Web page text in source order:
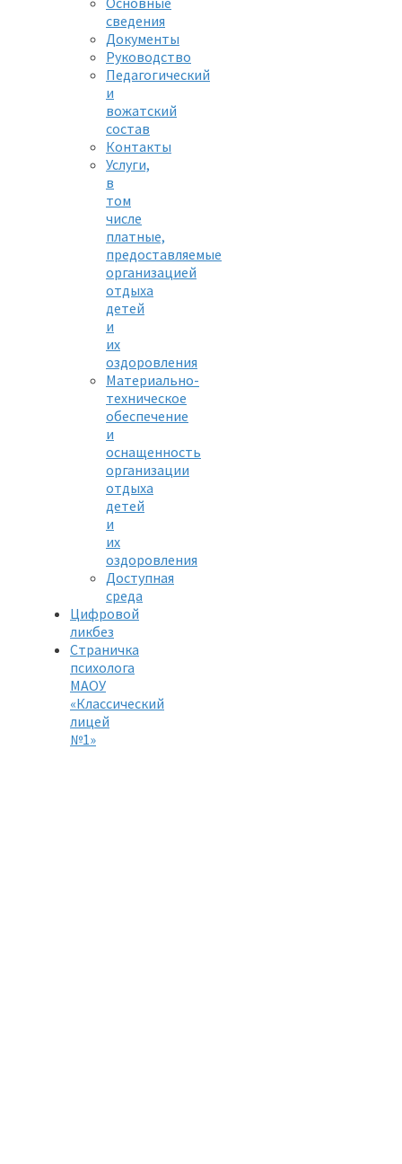
сведения
Документы
Руководство
Педагогический
и
вожатский
состав
Контакты
Услуги,
в
том
числе
платные,
предоставляемые
организацией
отдыха
детей
и
их
оздоровления
Материально-
техническое
обеспечение
и
оснащенность
организации
отдыха
детей
и
их
оздоровления
Доступная
среда
Цифровой
ликбез
Страничка
психолога
МАОУ
«Классический
лицей
№1»